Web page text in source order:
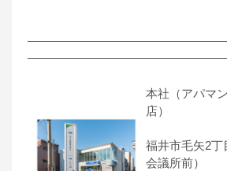
本社（アパマ
店）
福井市毛矢2丁
会議所前）